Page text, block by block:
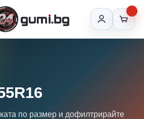
по размер и дофилтрирайте